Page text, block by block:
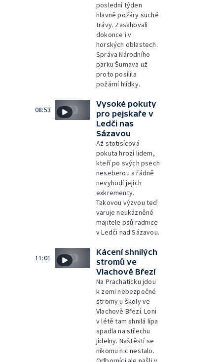
poslední týden
hlavně požáry suché
trávy. Zasahovali
dokonce i v
horských oblastech.
Správa Národního
parku Šumava už
proto posílila
požární hlídky.
08:53
Vysoké pokuty
pro pejskaře v
Ledči nas
Sázavou
Až stotisícová
pokuta hrozí lidem,
kteří po svých psech
neseberou a řádně
nevyhodí jejich
exkrementy.
Takovou výzvou teď
varuje neukázněné
majitele psů radnice
v Ledči nad Sázavou.
11:01
Kácení shnilých
stromů ve
Vlachově Březí
Na Prachaticku jdou
k zemi nebezpečné
stromy u školy ve
Vlachově Březí. Loni
v létě tam shnilá lípa
spadla na střechu
jídelny. Naštěstí se
nikomu nic nestalo.